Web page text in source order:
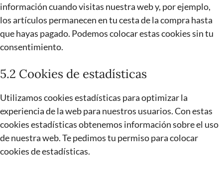
información cuando visitas nuestra web y, por ejemplo,
los artículos permanecen en tu cesta de la compra hasta
que hayas pagado. Podemos colocar estas cookies sin tu
consentimiento.
5.2 Cookies de estadísticas
Utilizamos cookies estadísticas para optimizar la
experiencia de la web para nuestros usuarios. Con estas
cookies estadísticas obtenemos información sobre el uso
de nuestra web. Te pedimos tu permiso para colocar
cookies de estadísticas.